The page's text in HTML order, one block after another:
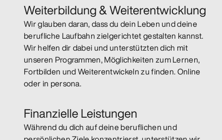
Weiterbildung & Weiterentwicklung
Wir glauben daran, dass du dein Leben und deine
berufliche Laufbahn zielgerichtet gestalten kannst.
Wir helfen dir dabei und unterstützten dich mit
unseren Programmen, Möglichkeiten zum Lernen,
Fortbilden und Weiterentwickeln zu finden. Online
oder in persona.
Finanzielle Leistungen
Während du dich auf deine beruflichen und